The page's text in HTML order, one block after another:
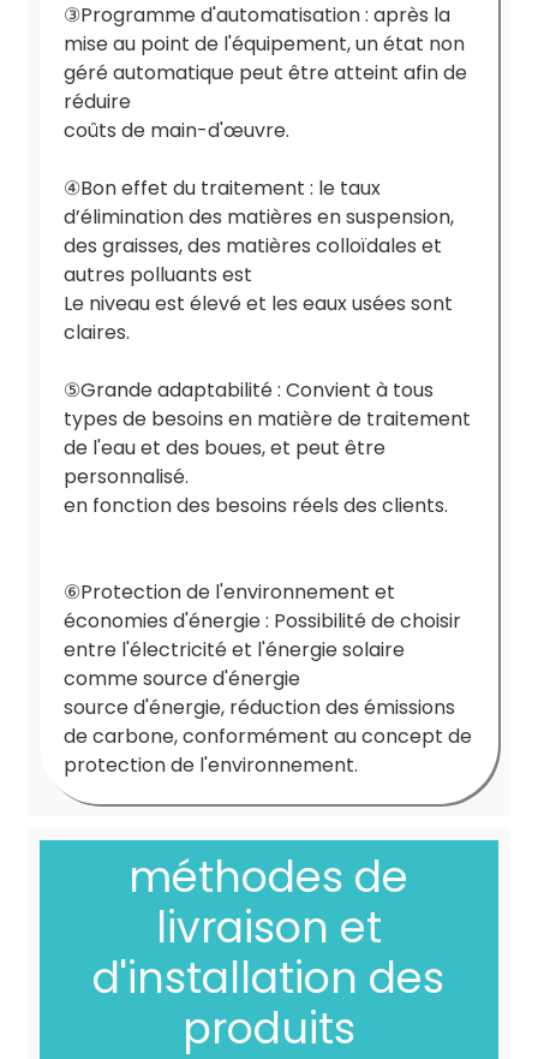
③Programme d'automatisation : après la
mise au point de l'équipement, un état non
géré automatique peut être atteint afin de
réduire
coûts de main-d'œuvre.
④Bon effet du traitement : le taux
d’élimination des matières en suspension,
des graisses, des matières colloïdales et
autres polluants est
Le niveau est élevé et les eaux usées sont
claires.
⑤Grande adaptabilité : Convient à tous
types de besoins en matière de traitement
de l'eau et des boues, et peut être
personnalisé.
en fonction des besoins réels des clients.
⑥Protection de l'environnement et
économies d'énergie : Possibilité de choisir
entre l'électricité et l'énergie solaire
comme source d'énergie
source d'énergie, réduction des émissions
de carbone, conformément au concept de
protection de l'environnement.
méthodes de
livraison et
d'installation des
produits